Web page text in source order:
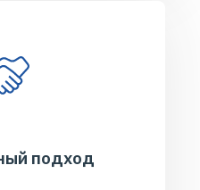
подход